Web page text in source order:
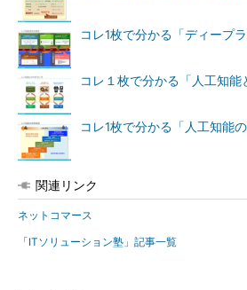
コレ1枚で分かる「ディープ
コレ１枚で分かる「人工知能
コレ1枚で分かる「人工知能の
関連リンク
ネットコマース
「ITソリューション塾」記事一覧